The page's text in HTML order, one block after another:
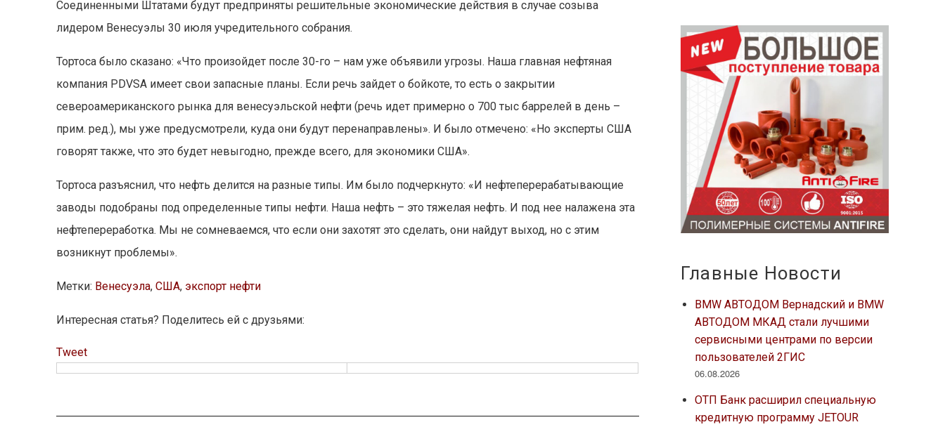
Соединенными Штатами будут предприняты решительные экономические действия в случае созыва
лидером Венесуэлы 30 июля учредительного собрания.
Тортоса было сказано: «Что произойдет после 30-го – нам уже объявили угрозы. Наша главная нефтяная
компания PDVSA имеет свои запасные планы. Если речь зайдет о бойкоте, то есть о закрытии
североамериканского рынка для венесуэльской нефти (речь идет примерно о 700 тыс баррелей в день –
прим. ред.), мы уже предусмотрели, куда они будут перенаправлены». И было отмечено: «Но эксперты США
говорят также, что это будет невыгодно, прежде всего, для экономики США».
Тортоса разъяснил, что нефть делится на разные типы. Им было подчеркнуто: «И нефтеперерабатывающие
заводы подобраны под определенные типы нефти. Наша нефть – это тяжелая нефть. И под нее налажена эта
нефтепереработка. Мы не сомневаемся, что если они захотят это сделать, они найдут выход, но с этим
возникнут проблемы».
Метки: Венесуэла,США, экспорт нефти
Интересная статья? Поделитесь ей с друзьями:
Tweet
Главные Новости
BMW АВТОДОМ Вернадский и BMW
АВТОДОМ МКАД стали лучшими
сервисными центрами по версии
пользователей 2ГИС
06.08.2026
ОТП Банк расширил специальную
кредитную программу JETOUR